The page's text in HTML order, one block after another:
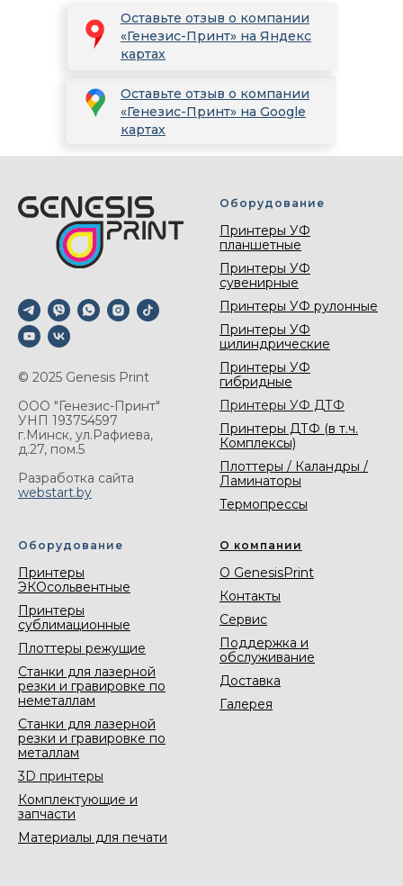
Оставьте отзыв о компании
«Генезис-Принт» на Google
картах
Оставьте отзыв о компании
«Генезис-Принт» на Яндекс
картах
© 2025 Genesis Print
ООО "Генезис-Принт"
УНП 193754597
г.Минск, ул.Рафиева,
д.27, пом.5
Разработка сайта
webstart.by
Оборудование
Принтеры УФ
планшетные
Принтеры УФ
сувенирные
Принтеры УФ рулонные
Принтеры УФ
цилиндрические
Принтеры УФ
гибридные
Принтеры УФ ДТФ
Принтеры ДТФ (в т.ч.
Комплексы)
Плоттеры / Каландры /
Ламинаторы
Термопрессы
Оборудование
Принтеры
ЭКОсольвентные
Принтеры
сублимационные
Плоттеры режущие
Станки для лазерной
резки и гравировке по
неметаллам
Станки для лазерной
резки и гравировке по
металлам
3D принтеры
Комплектующие и
запчасти
Материалы для печати
О компании
О GenesisPrint
Контакты
Сервис
Поддержка и
обслуживание
Доставка
Галерея